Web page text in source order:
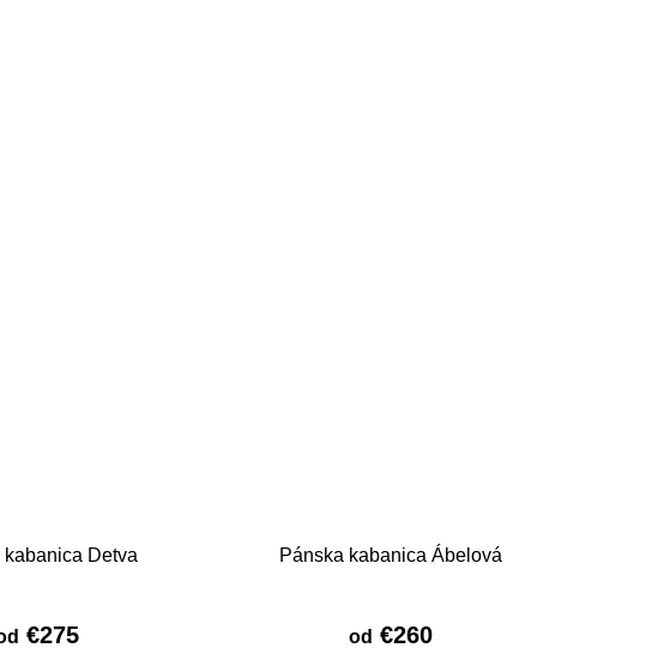
kabanica Detva
€275
Pánska kabanica Ábelová
od €260